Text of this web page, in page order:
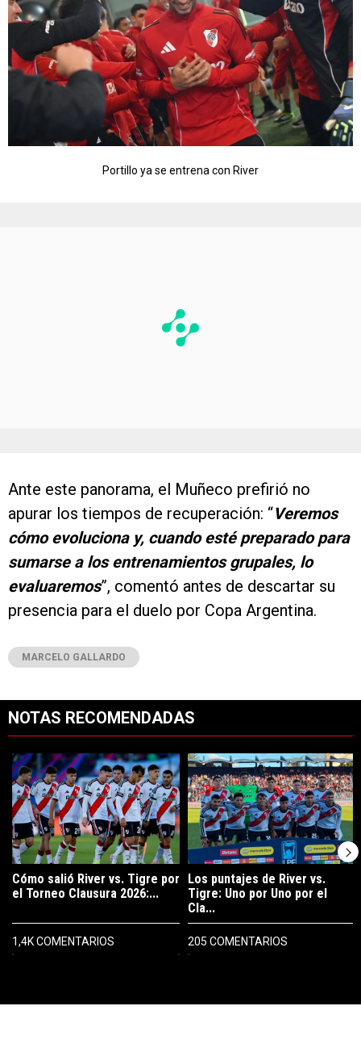
Portillo ya se entrena con River
Ante este panorama, el Muñeco prefirió no
apurar los tiempos de recuperación: “Veremos
cómo evoluciona y, cuando esté preparado para
sumarse a los entrenamientos grupales, lo
evaluaremos”, comentó antes de descartar su
presencia para el duelo por Copa Argentina.
MARCELO GALLARDO
NOTAS RECOMENDADAS
Un artículo de tendencia con el título "Cómo salió River vs. Tigre
Cómo salió River vs. Tigre por
el Torneo Clausura 2026:...
1,4K COMENTARIOS
Un artículo de tendencia con el
Los puntajes de River vs.
Tigre: Uno por Uno por el
Cla...
205 COMENTARIOS